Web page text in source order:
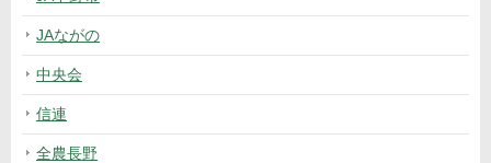
JAながの
中央会
信連
全農長野